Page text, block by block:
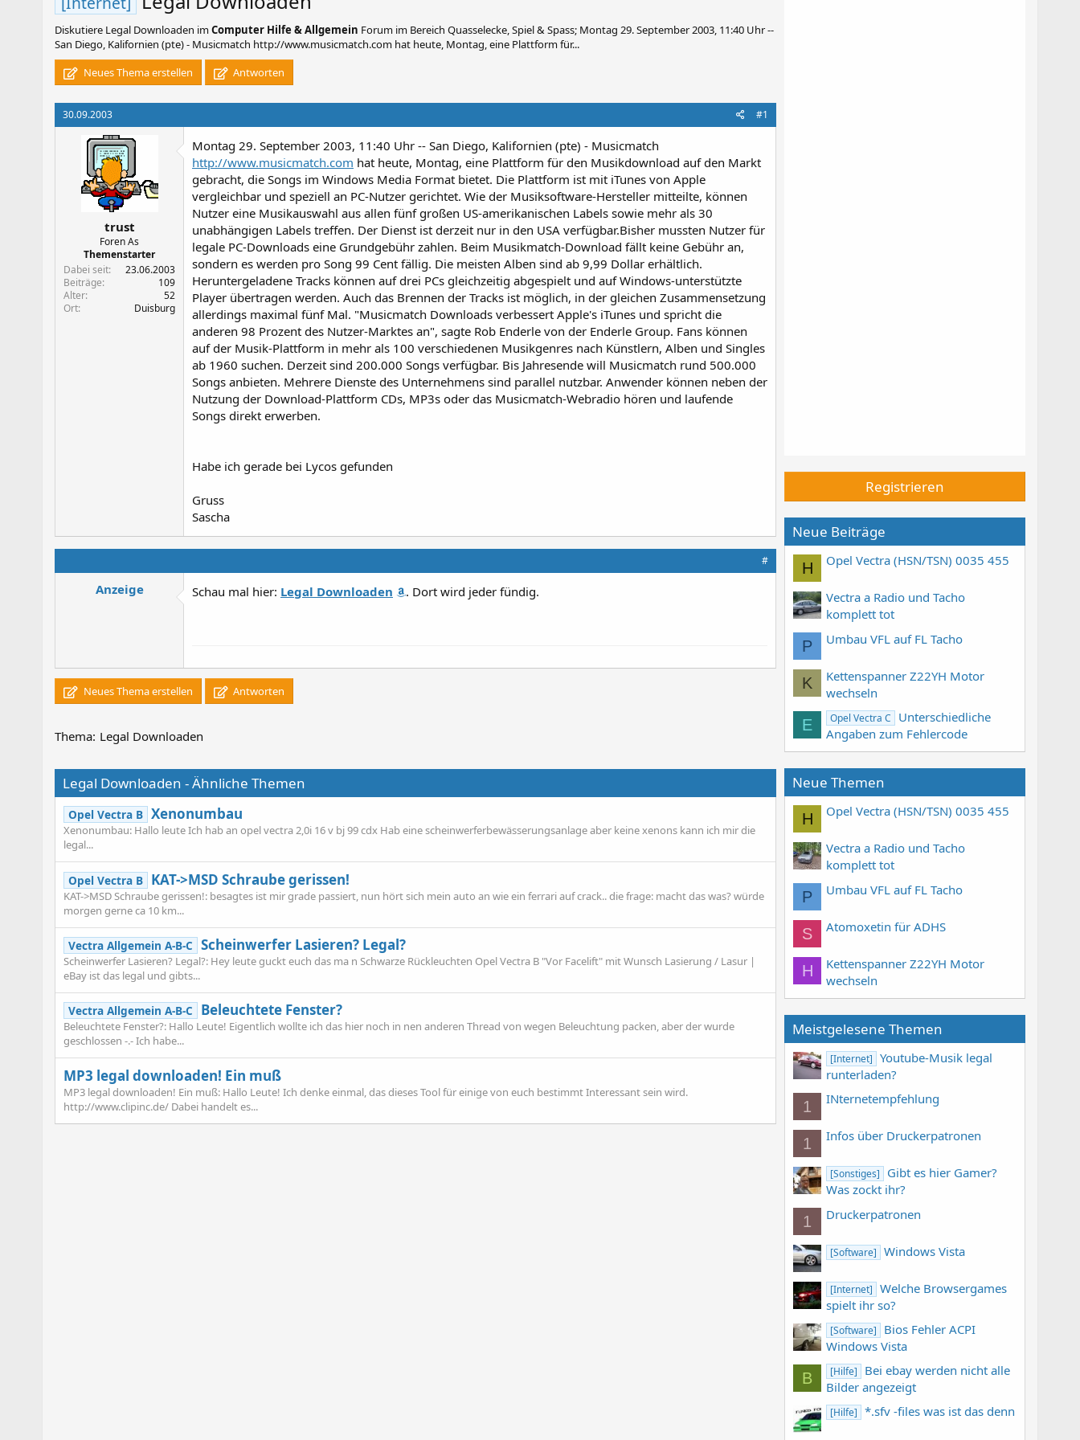
Diskutiere Legal Downloaden imComputer Hilfe & Allgemein Forum im Bereich Quasselecke, Spiel & Spass; Montag 29. September 2003, 11:40 Uhr --
San Diego, Kalifornien (pte) - Musicmatch http://www.musicmatch.com hat heute, Montag, eine Plattform für...
Neues Thema erstellen
Antworten
30.09.2003 #1
trust
Foren As
Themenstarter
Dabei seit
23.06.2003
Beiträge
109
Alter
52
Ort
Duisburg
Montag 29. September 2003, 11:40 Uhr -- San Diego, Kalifornien (pte) - Musicmatch
http://www.musicmatch.com hat heute, Montag, eine Plattform für den Musikdownload auf den Markt
gebracht, die Songs im Windows Media Format bietet. Die Plattform ist mit iTunes von Apple
vergleichbar und speziell an PC-Nutzer gerichtet. Wie der Musiksoftware-Hersteller mitteilte, können
Nutzer eine Musikauswahl aus allen fünf großen US-amerikanischen Labels sowie mehr als 30
unabhängigen Labels treffen. Der Dienst ist derzeit nur in den USA verfügbar.Bisher mussten Nutzer für
legale PC-Downloads eine Grundgebühr zahlen. Beim Musikmatch-Download fällt keine Gebühr an,
sondern es werden pro Song 99 Cent fällig. Die meisten Alben sind ab 9,99 Dollar erhältlich.
Heruntergeladene Tracks können auf drei PCs gleichzeitig abgespielt und auf Windows-unterstützte
Player übertragen werden. Auch das Brennen der Tracks ist möglich, in der gleichen Zusammensetzung
allerdings maximal fünf Mal. "Musicmatch Downloads verbessert Apple's iTunes und spricht die
anderen 98 Prozent des Nutzer-Marktes an", sagte Rob Enderle von der Enderle Group. Fans können
auf der Musik-Plattform in mehr als 100 verschiedenen Musikgenres nach Künstlern, Alben und Singles
ab 1960 suchen. Derzeit sind 200.000 Songs verfügbar. Bis Jahresende will Musicmatch rund 500.000
Songs anbieten. Mehrere Dienste des Unternehmens sind parallel nutzbar. Anwender können neben der
Nutzung der Download-Plattform CDs, MP3s oder das Musicmatch-Webradio hören und laufende
Songs direkt erwerben.
Habe ich gerade bei Lycos gefunden
Gruss
Sascha
#
Anzeige Schau mal hier: Legal Downloaden . Dort wird jeder fündig.
Neues Thema erstellen Antworten
Thema: Legal Downloaden
Legal Downloaden - Ähnliche Themen
Opel Vectra B Xenonumbau
Xenonumbau: Hallo leute Ich hab an opel vectra 2,0i 16 v bj 99 cdx Hab eine scheinwerferbewässerungsanlage aber keine xenons kann ich mir die
legal...
Opel Vectra B KAT->MSD Schraube gerissen!
KAT->MSD Schraube gerissen!: besagtes ist mir grade passiert, nun hört sich mein auto an wie ein ferrari auf crack.. die frage: macht das was? würde
morgen gerne ca 10 km...
Vectra Allgemein A-B-C Scheinwerfer Lasieren? Legal?
Scheinwerfer Lasieren? Legal?: Hey leute guckt euch das ma n Schwarze Rückleuchten Opel Vectra B "Vor Facelift" mit Wunsch Lasierung / Lasur |
eBay ist das legal und gibts...
Vectra Allgemein A-B-C Beleuchtete Fenster?
Beleuchtete Fenster?: Hallo Leute! Eigentlich wollte ich das hier noch in nen anderen Thread von wegen Beleuchtung packen, aber der wurde
geschlossen -.- Ich habe...
MP3 legal downloaden! Ein muß
MP3 legal downloaden! Ein muß: Hallo Leute! Ich denke einmal, das dieses Tool für einige von euch bestimmt Interessant sein wird.
http://www.clipinc.de/ Dabei handelt es...
Registrieren
Neue Beiträge
H Opel Vectra (HSN/TSN) 0035 455
Vectra a Radio und Tacho
komplett tot
P Umbau VFL auf FL Tacho
K
Kettenspanner Z22YH Motor
wechseln
E Opel Vectra C
Unterschiedliche
Angaben zum Fehlercode
Neue Themen
H Opel Vectra (HSN/TSN) 0035 455
Vectra a Radio und Tacho
komplett tot
P Umbau VFL auf FL Tacho
S Atomoxetin für ADHS
H
Kettenspanner Z22YH Motor
wechseln
Meistgelesene Themen
[Internet]
Youtube-Musik legal
runterladen?
1 INternetempfehlung
1 Infos über Druckerpatronen
[Sonstiges]
Gibt es hier Gamer?
Was zockt ihr?
1 Druckerpatronen
[Software] Windows Vista
[Internet]
Welche Browsergames
spielt ihr so?
[Software]
Bios Fehler ACPI
Windows Vista
B [Hilfe]
Bei ebay werden nicht alle
Bilder angezeigt
[Hilfe] *.sfv -files was ist das denn